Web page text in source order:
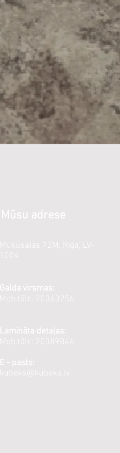
Mūsu adrese
Mūkusalas 72M, Rīga, LV-
1004
Galda virsmas:
Mob.tālr.: 20363256
Lamināta detaļas:
Mob.tālr.: 20389846
E - pasts:
kubeks@kubeks.lv